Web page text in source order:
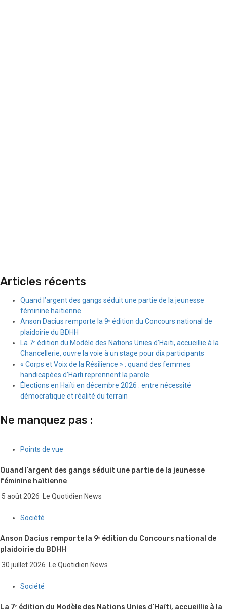
Articles récents
Quand l’argent des gangs séduit une partie de la jeunesse
féminine haïtienne
Anson Dacius remporte la 9ᵉ édition du Concours national de
plaidoirie du BDHH
La 7ᵉ édition du Modèle des Nations Unies d’Haïti, accueillie à la
Chancellerie, ouvre la voie à un stage pour dix participants
« Corps et Voix de la Résilience » : quand des femmes
handicapées d’Haïti reprennent la parole
Élections en Haïti en décembre 2026 : entre nécessité
démocratique et réalité du terrain
Ne manquez pas :
Points de vue
Quand l’argent des gangs séduit une partie de la jeunesse
féminine haïtienne
5 août 2026 Le Quotidien News
Société
Anson Dacius remporte la 9ᵉ édition du Concours national de
plaidoirie du BDHH
30 juillet 2026 Le Quotidien News
Société
La 7ᵉ édition du Modèle des Nations Unies d’Haïti, accueillie à la